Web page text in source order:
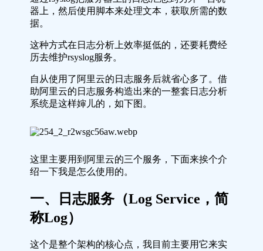
器上，然后使用脚本来处理文本，获取所需的数
据。
这种方式在日志分析上效率挺低的，还要耗费经
历去维护rsyslog服务。
自从使用了阿里云的日志服务后就省心多了。借
助阿里云的日志服务构造出来的一整套日志分析
系统是这样婶儿的，如下图。
这里主要用到阿里云的三个服务，下面来挨个介
绍一下我是怎么使用的。
一、日志服务（Log Service，简
称Log）
这个是整个架构的核心点，我目前主要用它来实